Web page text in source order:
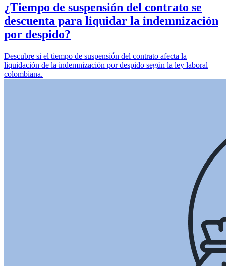
¿Tiempo de suspensión del contrato se
descuenta para liquidar la indemnización
por despido?
Descubre si el tiempo de suspensión del contrato afecta la
liquidación de la indemnización por despido según la ley laboral
colombiana.